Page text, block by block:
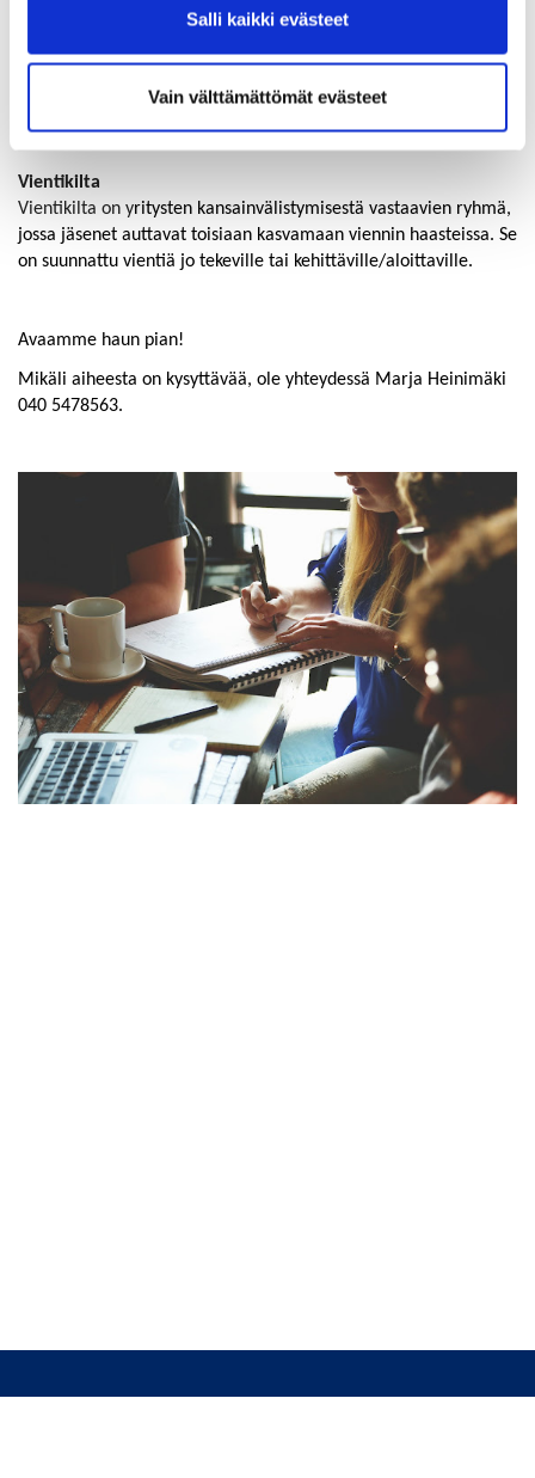
Salli kaikki evästeet
Vain välttämättömät evästeet
Vaikuttaa teollisuudelle kilpailukykyisen toimintaympäristön
oppilaitosyhteistyöhön ammattitaitoisen työvoiman
saatavuuden varmistamiseksi tulevaisuudessa.
Vientikilta
Vientikilta on yritysten kansainvälistymisestä vastaavien ryhmä,
jossa jäsenet auttavat toisiaan kasvamaan viennin haasteissa. Se
on suunnattu vientiä jo tekeville tai kehittäville/aloittaville.
​​​​​​​Avaamme haun pian!
Mikäli aiheesta on kysyttävää, ole yhteydessä Marja Heinimäki
040 5478563.